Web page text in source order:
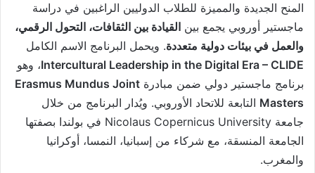
المنح الجديدة والمميزة للطلاب الدوليين الراغبين في دراسة
ماجستير أوروبي يجمع بين القيادة بين الثقافات، التحول الرقمي،
والعمل في بيئات دولية متعددة. ويحمل البرنامج الاسم الكامل
Intercultural Leadership in the Digital Era – CLIDE، وهو
برنامج ماجستير دولي ضمن مبادرة Erasmus Mundus Joint
Masters التابعة للاتحاد الأوروبي. ويُدار البرنامج من خلال
جامعة Nicolaus Copernicus University في بولندا بصفتها
الجامعة المنسقة، مع شركاء من إسبانيا، النمسا، أوكرانيا
والمغرب.